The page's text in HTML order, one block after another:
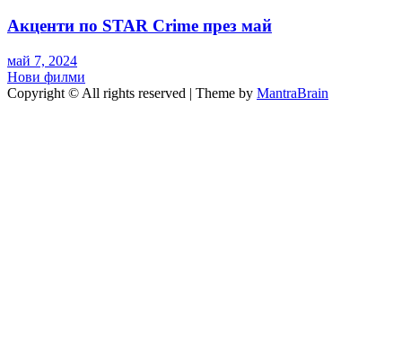
Акценти по STAR Crime през май
май 7, 2024
Нови филми
Copyright © All rights reserved | Theme by MantraBrain